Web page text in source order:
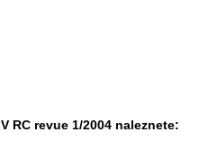
V RC revue 1/2004 naleznete: